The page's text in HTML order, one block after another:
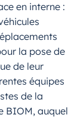
en interne :
la pose de
de leur
équipes
de la
BIOM, auquel